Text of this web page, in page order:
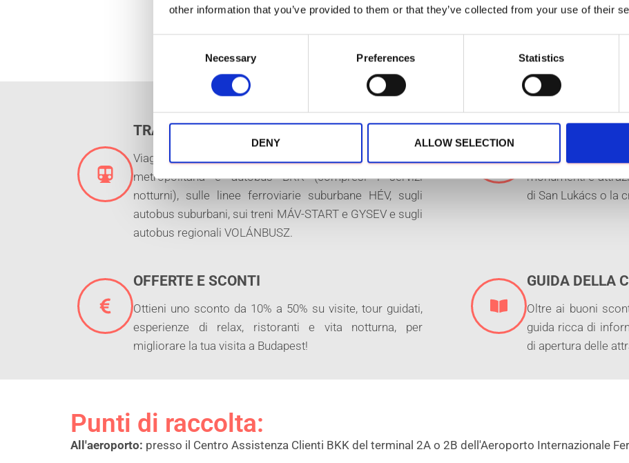
other information that you’ve provided to them or that they’ve collected from your use of their
S
e
l
e
t
o
Necessary Preferences Statistics
DENY ALLOW SELECTION
TRASPORTO PUBBLICO GRATUITO
Viaggi gratuiti e illimitati sulle linee di tram, filobus,
metropolitana e autobus BKK (compresi i servizi
notturni), sulle linee ferroviarie suburbane HÉV, sugli
autobus suburbani, sui treni MÁV-START e GYSEV e sugli
autobus regionali VOLÁNBUSZ.
MUSEI E
Ingresso gratuito
monumenti e
di San Lukács o la
OFFERTE E SCONTI
Ottieni uno sconto da 10% a 50% su visite, tour guidati,
esperienze di relax, ristoranti e vita notturna, per
migliorare la tua visita a Budapest!
GUIDA DELLA
Oltre ai buoni
guida ricca di
di apertura delle
Punti di raccolta:
All'aeroporto: presso il Centro Assistenza Clienti BKK del terminal 2A o 2B dell'Aeroporto Internazionale